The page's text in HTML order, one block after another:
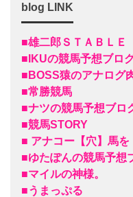
blog LINK
■雄二郎ＳＴＡＢＬＥ
■IKUの競馬予想ブロ
■BOSS猿のアナログ
■常勝競馬
■ナツの競馬予想ブロ
■競馬STORY
■ アナコー【穴】馬
■ゆたぽんの競馬予想
■マイルの神様。
■うまっぷる